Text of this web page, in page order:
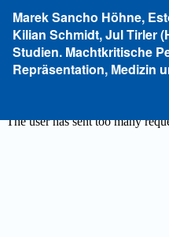
Artikeldetails
zurückkehren
Marek Sancho Höhne,
Kilian Schmidt, Jul Tirler
Studien. Machtkritische
Repräsentation, Medizin